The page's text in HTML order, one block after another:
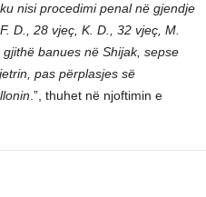
nisi procedimi penal në gjendje
D., 28 vjeç, K. D., 32 vjeç, M.
banues në Shijak, sepse
pas përplasjes së
.”, thuhet në njoftimin e